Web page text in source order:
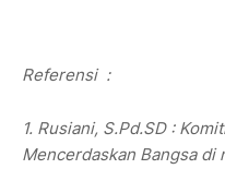
Referensi :
1. Rusiani, S.Pd.SD :
Mencerdaskan Bangsa di